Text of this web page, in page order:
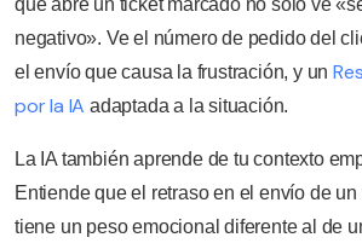
que abre un ticket marcado no sólo ve
negativo». Ve el número de pedido del
el envío que causa la frustración, y un
por la IA adaptada a la situación.
La IA también aprende de tu contexto
Entiende que el retraso en el envío de
tiene un peso emocional diferente al de